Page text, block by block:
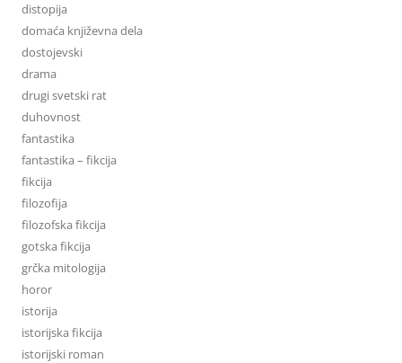
distopija
domaća književna dela
dostojevski
drama
drugi svetski rat
duhovnost
fantastika
fantastika – fikcija
fikcija
filozofija
filozofska fikcija
gotska fikcija
grčka mitologija
horor
istorija
istorijska fikcija
istorijski roman